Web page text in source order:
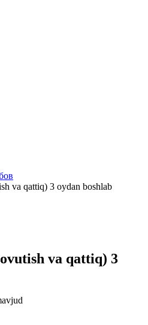
va qattiq) 3 oydan boshlab
va qattiq) 3